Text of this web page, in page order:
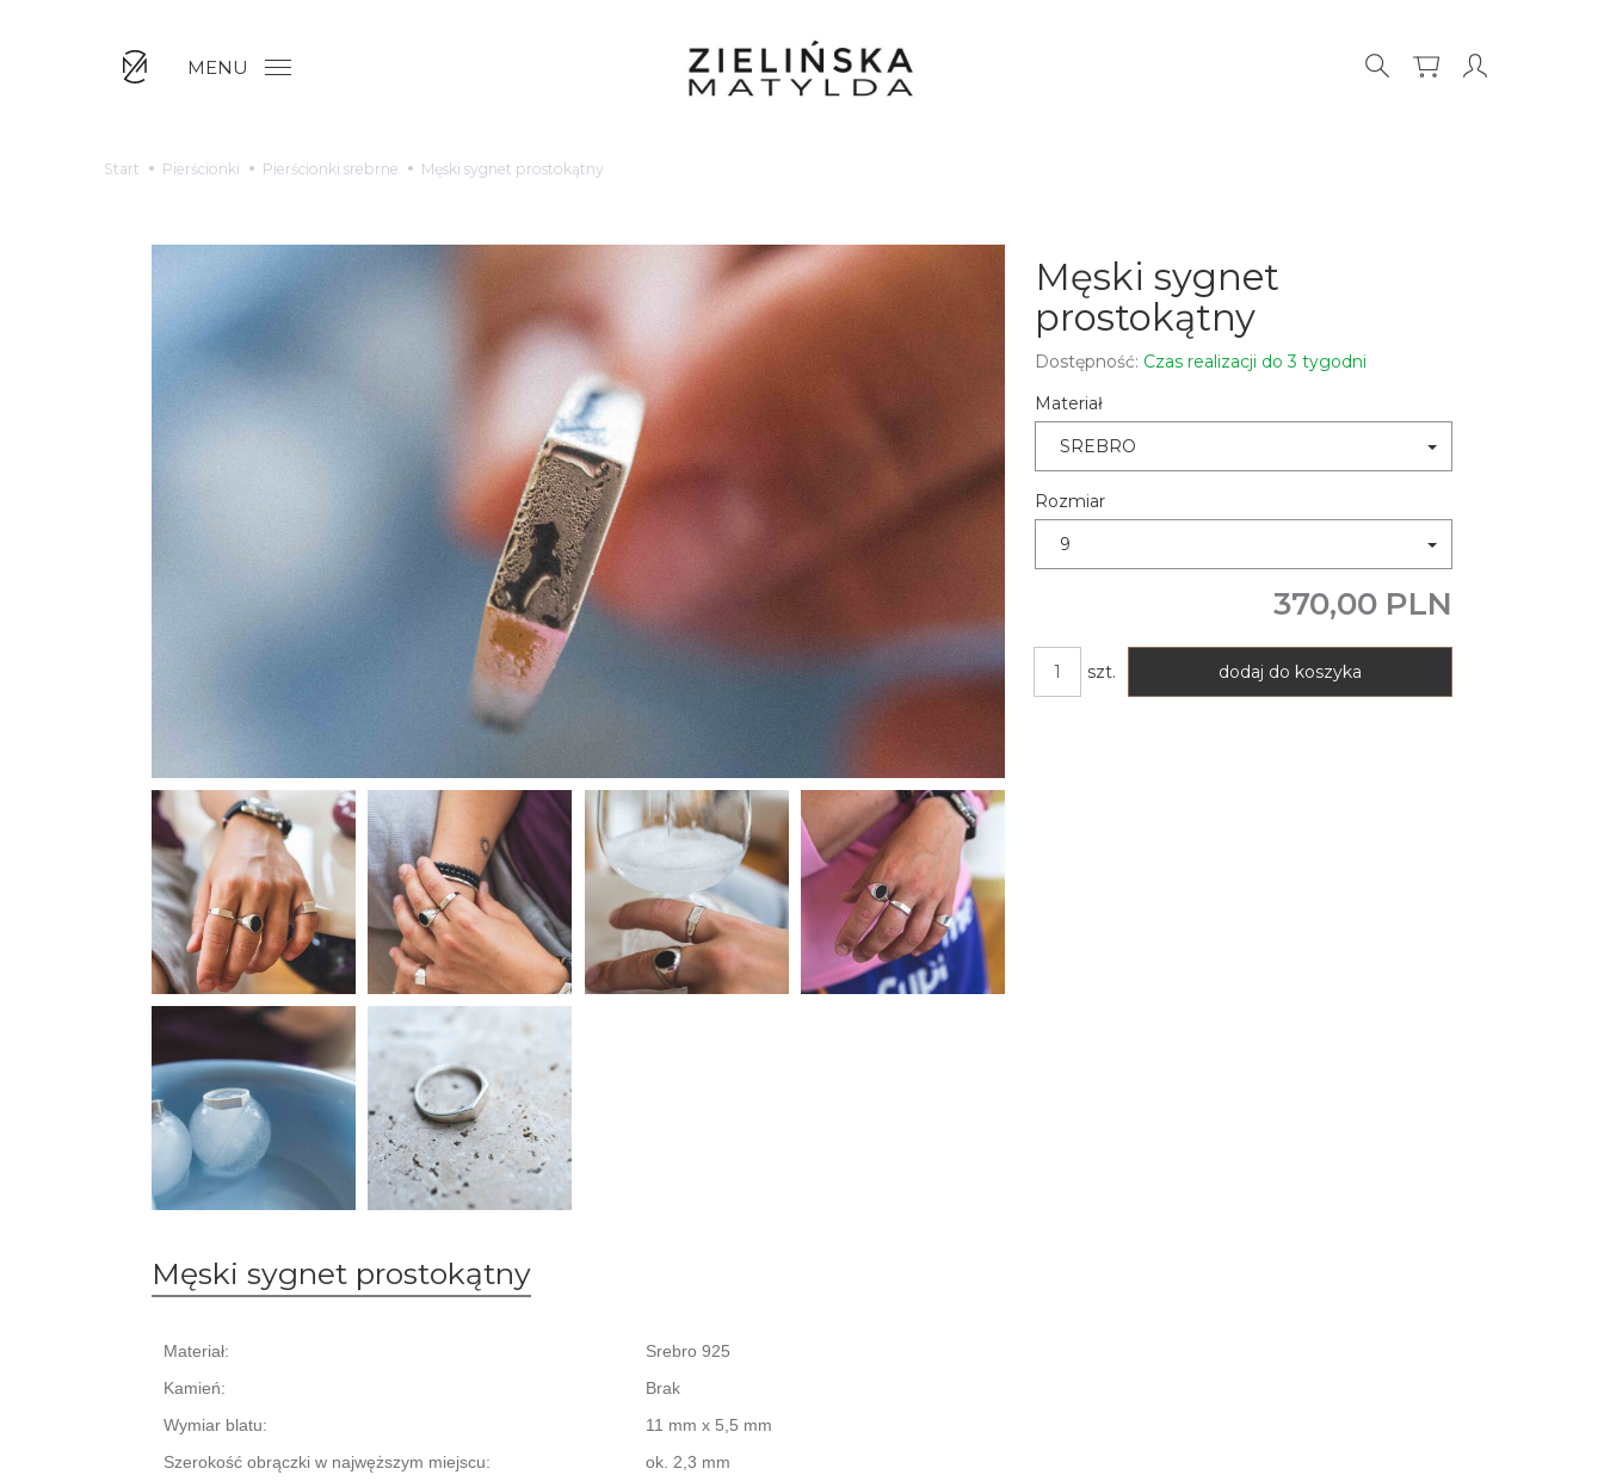
MENU
Start Pierścionki Pierścionki srebrne Męski sygnet prostokątny
Męski sygnet
prostokątny
Dostępność: Czas realizacji do 3 tygodni
Materiał
SREBRO
Rozmiar
9
370,00 PLN
szt. dodaj do koszyka
Męski sygnet prostokątny
Materiał:
Srebro 925
Kamień:
Brak
Wymiar blatu:
11 mm x 5,5 mm
Szerokość obrączki w najwęższym miejscu:
ok. 2,3 mm